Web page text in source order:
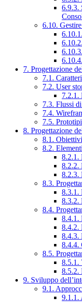
6.9.3.
6.10.
7. Progettazione
7.1.
7.2. User
7.2.1.
7.3. Flussi
7.4.
7.5.
8. Progettazione
8.1.
8.2.
8.2.1.
8.2.2.
8.2.3.
8.3.
8.3.1.
8.3.2.
8.4.
8.4.1.
8.4.2.
8.4.3.
8.4.4.
8.5.
8.5.1.
8.5.2.
9. Sviluppo
9.1.
9.1.1.